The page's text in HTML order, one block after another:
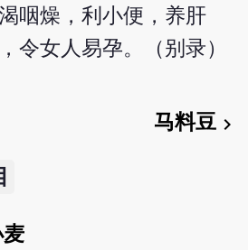
咽燥，利小便，养肝
令女人易孕。（别录）
马料豆chevron_right